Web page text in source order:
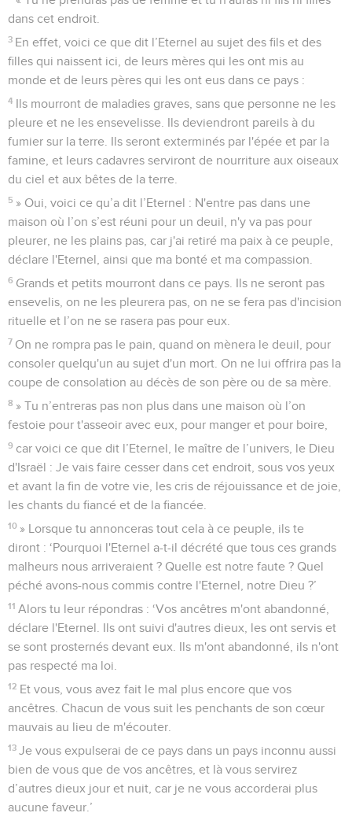
dans cet endroit.
3 En effet, voici ce que dit l’Eternel au sujet des fils et des
filles qui naissent ici, de leurs mères qui les ont mis au
monde et de leurs pères qui les ont eus dans ce pays :
4 Ils mourront de maladies graves, sans que personne ne les
pleure et ne les ensevelisse. Ils deviendront pareils à du
fumier sur la terre. Ils seront exterminés par l'épée et par la
famine, et leurs cadavres serviront de nourriture aux oiseaux
du ciel et aux bêtes de la terre.
5 » Oui, voici ce qu’a dit l’Eternel : N'entre pas dans une
maison où l’on s’est réuni pour un deuil, n'y va pas pour
pleurer, ne les plains pas, car j'ai retiré ma paix à ce peuple,
déclare l'Eternel, ainsi que ma bonté et ma compassion.
6 Grands et petits mourront dans ce pays. Ils ne seront pas
ensevelis, on ne les pleurera pas, on ne se fera pas d'incision
rituelle et l’on ne se rasera pas pour eux.
7 On ne rompra pas le pain, quand on mènera le deuil, pour
consoler quelqu'un au sujet d'un mort. On ne lui offrira pas la
coupe de consolation au décès de son père ou de sa mère.
8 » Tu n’entreras pas non plus dans une maison où l’on
festoie pour t'asseoir avec eux, pour manger et pour boire,
9 car voici ce que dit l’Eternel, le maître de l’univers, le Dieu
d'Israël : Je vais faire cesser dans cet endroit, sous vos yeux
et avant la fin de votre vie, les cris de réjouissance et de joie,
les chants du fiancé et de la fiancée.
10 » Lorsque tu annonceras tout cela à ce peuple, ils te
diront : ‘Pourquoi l'Eternel a-t-il décrété que tous ces grands
malheurs nous arriveraient ? Quelle est notre faute ? Quel
péché avons-nous commis contre l'Eternel, notre Dieu ?’
11 Alors tu leur répondras : ‘Vos ancêtres m'ont abandonné,
déclare l'Eternel. Ils ont suivi d'autres dieux, les ont servis et
se sont prosternés devant eux. Ils m'ont abandonné, ils n'ont
pas respecté ma loi.
12 Et vous, vous avez fait le mal plus encore que vos
ancêtres. Chacun de vous suit les penchants de son cœur
mauvais au lieu de m'écouter.
13 Je vous expulserai de ce pays dans un pays inconnu aussi
bien de vous que de vos ancêtres, et là vous servirez
d’autres dieux jour et nuit, car je ne vous accorderai plus
aucune faveur.’